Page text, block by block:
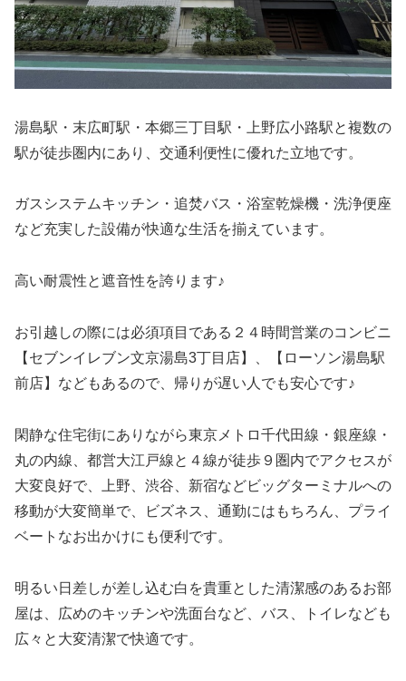
湯島駅・末広町駅・本郷三丁目駅・上野広小路駅と複数の
駅が徒歩圏内にあり、交通利便性に優れた立地です。
ガスシステムキッチン・追焚バス・浴室乾燥機・洗浄便座
など充実した設備が快適な生活を揃えています。
高い耐震性と遮音性を誇ります♪
お引越しの際には必須項目である２４時間営業のコンビニ
【セブンイレブン文京湯島3丁目店】、【ローソン湯島駅
前店】などもあるので、帰りが遅い人でも安心です♪
閑静な住宅街にありながら東京メトロ千代田線・銀座線・
丸の内線、都営大江戸線と４線が徒歩９圏内でアクセスが
大変良好で、上野、渋谷、新宿などビッグターミナルへの
移動が大変簡単で、ビズネス、通勤にはもちろん、プライ
ベートなお出かけにも便利です。
明るい日差しが差し込む白を貴重とした清潔感のあるお部
屋は、広めのキッチンや洗面台など、バス、トイレなども
広々と大変清潔で快適です。